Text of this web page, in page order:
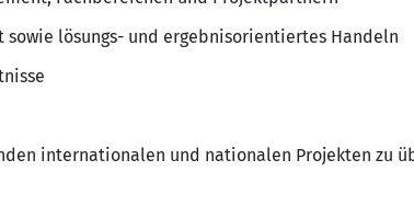
lösungs- und ergebnisorientiertes Handeln
internationalen und nationalen Projekten zu